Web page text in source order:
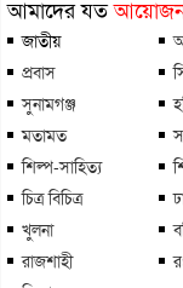
আমাদের যত
জাতীয়
প্রবাস
সুনামগঞ্জ
মতামত
শিল্প-সাহিত্য
চিত্র বিচিত্র
খুলনা
রাজশাহী